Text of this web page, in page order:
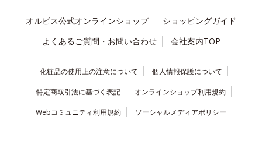
オルビス公式オンラインショップ
ショッピングガイド
よくあるご質問・お問い合わせ
会社案内TOP
化粧品の使用上の注意について 個人情報保護について
特定商取引法に基づく表記 オンラインショップ利用規約
Webコミュニティ利用規約 ソーシャルメディアポリシー